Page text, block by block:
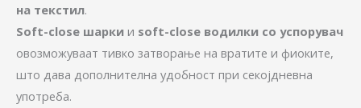
на текстил.
Soft-close шарки и soft-close водилки со успорувач
овозможуваат тивко затворање на вратите и фиоките,
што дава дополнителна удобност при секојдневна
употреба.